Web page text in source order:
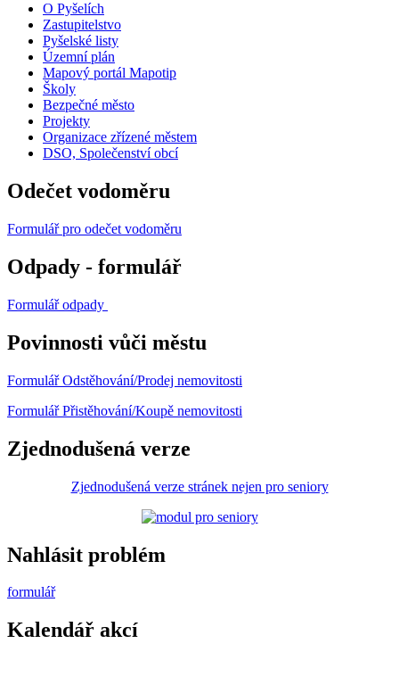
O Pyšelích
Zastupitelstvo
Pyšelské listy
Územní plán
Mapový portál Mapotip
Školy
Bezpečné město
Projekty
Organizace zřízené městem
DSO, Společenství obcí
Odečet vodoměru
Formulář pro odečet vodoměru
Odpady - formulář
Formulář odpady
Povinnosti vůči městu
Formulář Odstěhování/Prodej nemovitosti
Formulář Přistěhování/Koupě nemovitosti
Zjednodušená verze
Zjednodušená verze stránek nejen pro seniory
Nahlásit problém
formulář
Kalendář akcí